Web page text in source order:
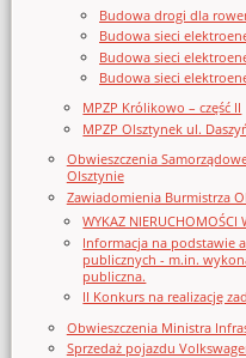
Budowa drogi dla
Budowa sieci
Budowa sieci
Budowa sieci
MPZP Królikowo – część II
MPZP Olsztynek ul.
Obwieszczenia
Olsztynie
Zawiadomienia Burmistrza
WYKAZ NIERUCHOMOŚCI
Informacja na podstawie
publicznych - m.in.
publiczna.
II Konkurs na realizację
Obwieszczenia Ministra
Sprzedaż pojazdu